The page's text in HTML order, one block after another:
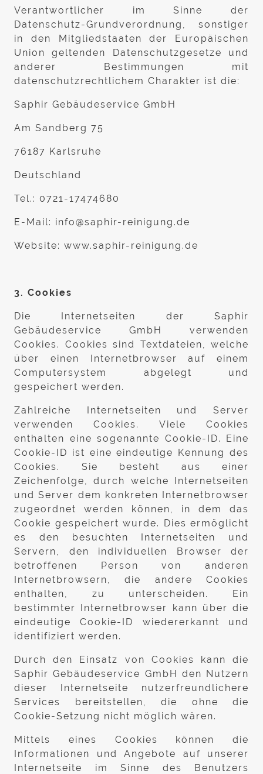
Verantwortlicher im Sinne der
Datenschutz-Grundverordnung, sonstiger
in den Mitgliedstaaten der Europäischen
Union geltenden Datenschutzgesetze und
anderer Bestimmungen mit
datenschutzrechtlichem Charakter ist die:
Saphir Gebäudeservice GmbH
Am Sandberg 75
76187 Karlsruhe
Deutschland
Tel.: 0721-17474680
E-Mail: info@saphir-reinigung.de
Website: www.saphir-reinigung.de
3. Cookies
Die Internetseiten der Saphir
Gebäudeservice GmbH verwenden
Cookies. Cookies sind Textdateien, welche
über einen Internetbrowser auf einem
Computersystem abgelegt und
gespeichert werden.
Zahlreiche Internetseiten und Server
verwenden Cookies. Viele Cookies
enthalten eine sogenannte Cookie-ID. Eine
Cookie-ID ist eine eindeutige Kennung des
Cookies. Sie besteht aus einer
Zeichenfolge, durch welche Internetseiten
und Server dem konkreten Internetbrowser
zugeordnet werden können, in dem das
Cookie gespeichert wurde. Dies ermöglicht
es den besuchten Internetseiten und
Servern, den individuellen Browser der
betroffenen Person von anderen
Internetbrowsern, die andere Cookies
enthalten, zu unterscheiden. Ein
bestimmter Internetbrowser kann über die
eindeutige Cookie-ID wiedererkannt und
identifiziert werden.
Durch den Einsatz von Cookies kann die
Saphir Gebäudeservice GmbH den Nutzern
dieser Internetseite nutzerfreundlichere
Services bereitstellen, die ohne die
Cookie-Setzung nicht möglich wären.
Mittels eines Cookies können die
Informationen und Angebote auf unserer
Internetseite im Sinne des Benutzers